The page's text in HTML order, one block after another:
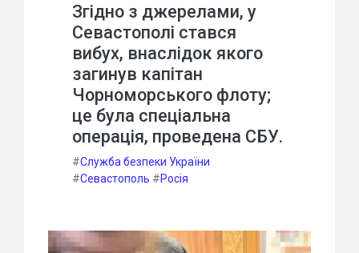
Згідно з джерелами, у
Севастополі стався
вибух, внаслідок якого
загинув капітан
Чорноморського флоту;
це була спеціальна
операція, проведена СБУ.
#Служба безпеки України
#Севастополь #Росія